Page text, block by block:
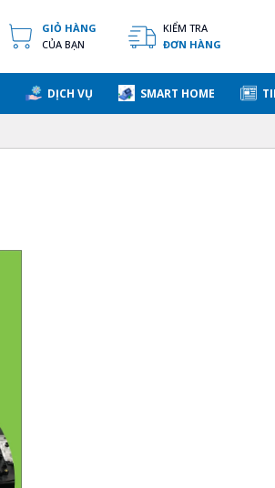
GIỎ HÀNG
CỦA BẠN
KIỂM TRA
ĐƠN HÀNG
DỊCH VỤ SMART HOME